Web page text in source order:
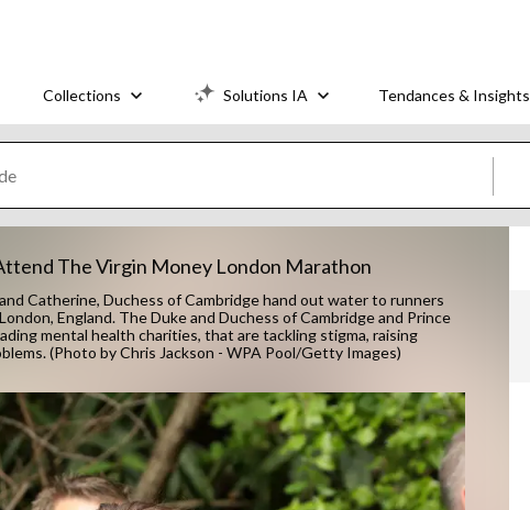
Collections Solutions IA Tendances & Insights
The Virgin Money London Marathon
Catherine, Duchess of Cambridge hand out water to runners
England. The Duke and Duchess of Cambridge and Prince
mental health charities, that are tackling stigma, raising
(Photo by Chris Jackson - WPA Pool/Getty Images)